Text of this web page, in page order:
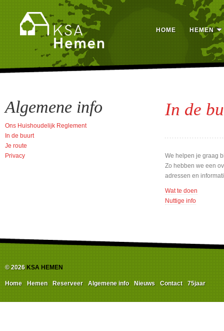
HOME HEMEN
Algemene info
Ons Huishoudelijk Reglement
In de buurt
Je route
Privacy
In de
We helpen je graag
Zo hebben we een
adressen en
Wat te doen
Nuttige info
Home Hemen Reserveer Algemene info Nieuws Contact 75jaar
© 2026 KSA HEMEN